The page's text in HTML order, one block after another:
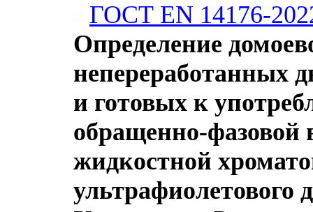
ГОСТ EN 14176-
Определение
непереработанных
и готовых к
обращенно-
жидкостной
ультрафиолетового